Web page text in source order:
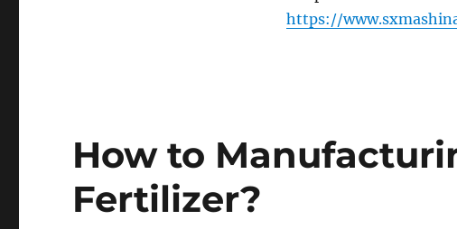
https://
How to
Fertilizer?